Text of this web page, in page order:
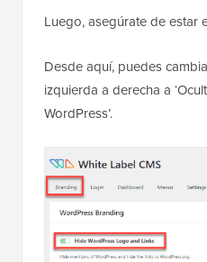
Luego, asegúrate de estar
Desde aquí, puedes
izquierda a derecha a
WordPress’.